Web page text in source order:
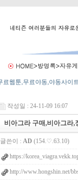
작성일 : 24-11-09 16:07
비아그라 구매,비아그라,
글쓴이 : AD (154.♡.63.10)
https://
http://www.hongshin.net/